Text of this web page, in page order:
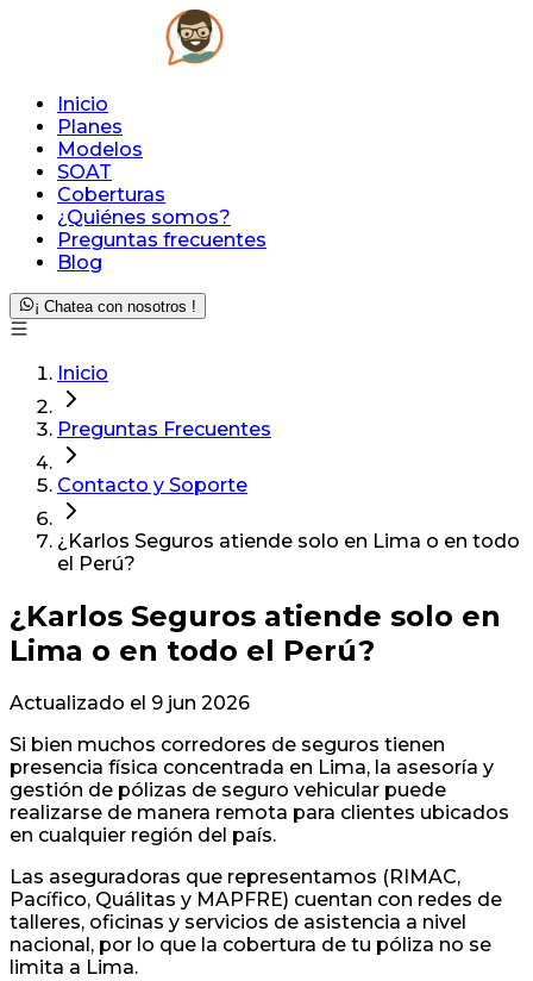
Inicio
Planes
Modelos
SOAT
Coberturas
¿Quiénes somos?
Preguntas frecuentes
Blog
¡ Chatea con nosotros !
Inicio
Preguntas Frecuentes
Contacto y Soporte
¿Karlos Seguros atiende solo en Lima o en todo
el Perú?
¿Karlos Seguros atiende solo en
Lima o en todo el Perú?
Actualizado el 9 jun 2026
Si bien muchos corredores de seguros tienen
presencia física concentrada en Lima, la asesoría y
gestión de pólizas de seguro vehicular puede
realizarse de manera remota para clientes ubicados
en cualquier región del país.
Las aseguradoras que representamos (RIMAC,
Pacífico, Quálitas y MAPFRE) cuentan con redes de
talleres, oficinas y servicios de asistencia a nivel
nacional, por lo que la cobertura de tu póliza no se
limita a Lima.